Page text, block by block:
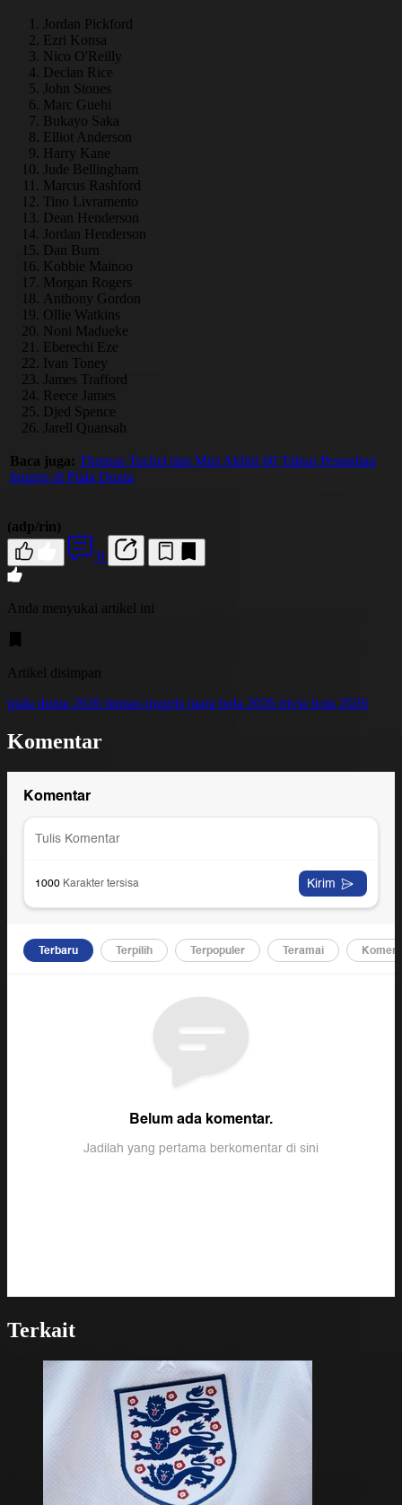
Jordan Pickford
Ezri Konsa
Nico O'Reilly
Declan Rice
John Stones
Marc Guehi
Bukayo Saka
Elliot Anderson
Harry Kane
Jude Bellingham
Marcus Rashford
Tino Livramento
Dean Henderson
Jordan Henderson
Dan Burn
Kobbie Mainoo
Morgan Rogers
Anthony Gordon
Ollie Watkins
Noni Madueke
Eberechi Eze
Ivan Toney
James Trafford
Reece James
Djed Spence
Jarell Quansah
Baca juga: Thomas Tuchel dan Misi Akhiri 60 Tahun Penantian
Inggris di Piala Dunia
(adp/rin)
0
Anda menyukai artikel ini
Artikel disimpan
piala dunia 2026 timnas inggris juara bola 2026 trivia bola 2026
Komentar
Terkait